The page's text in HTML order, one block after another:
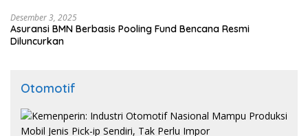
Desember 3, 2025
Asuransi BMN Berbasis Pooling Fund Bencana Resmi
Diluncurkan
Otomotif